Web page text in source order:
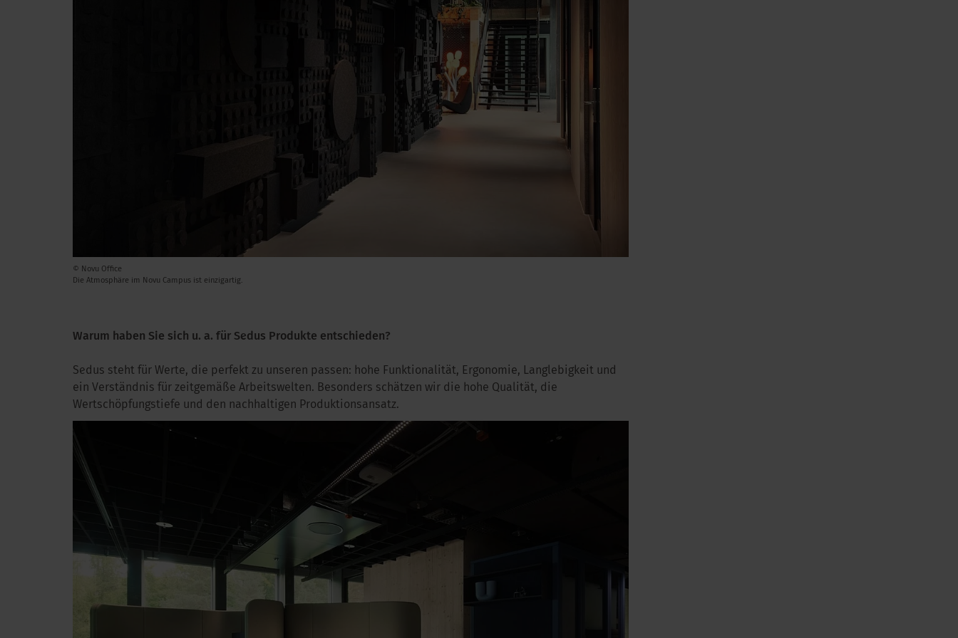
© Novu Office
Die Atmosphäre im Novu Campus ist einzigartig.
Warum haben Sie sich u. a. für Sedus Produkte entschieden?
Sedus steht für Werte, die perfekt zu unseren passen: hohe Funktionalität, Ergonomie, Langlebigkeit und
ein Verständnis für zeitgemäße Arbeitswelten. Besonders schätzen wir die hohe Qualität, die
Wertschöpfungstiefe und den nachhaltigen Produktionsansatz.